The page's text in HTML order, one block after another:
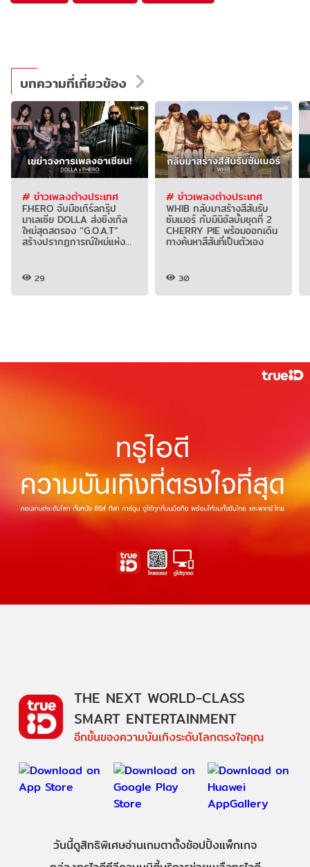
บทความที่เกี่ยวข้อง
# ข่าวเพลงต่างประเทศ
F.HERO จับมือเกิร์ลกรุ๊ป
มาเลเซีย DOLLA ส่งซิงเกิล
ใหม่สุดสตรอง “G.O.A.T”
สร้างปรากฏการณ์ใหม่แห่ง
29
# ข่าวเพลงต่างประเทศ
WHIB กลับมาสร้างสีสันรับ
ซัมเมอร์ กับมินิอัลบั้มชุดที่ 2
CHERRY PIE พร้อมออกเดิน
ทางค้นหาสีสันที่เป็นตัวเอง
30
THE NEXT WORLD-CLASS
SMART ENTERTAINMENT
อีกขั้นของความบันเทิงระดับโลกตรงใจคุณ
วันนี้ดูสิทธิพิเศษอ่านเกมตาตั้งช้อปปิ้งแพ็กเกจ